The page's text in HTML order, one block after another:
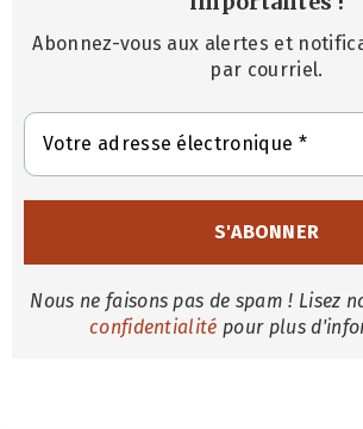
Abonnez-vous aux alertes et
par courriel.
Nous ne faisons pas de spam ! Lisez
confidentialité pour plus